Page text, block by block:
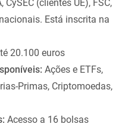
CySEC (clientes UE), FSC,
Está inscrita na
20.100 euros
Ações e ETFs,
Primas, Criptomoedas,
Acesso a 16 bolsas